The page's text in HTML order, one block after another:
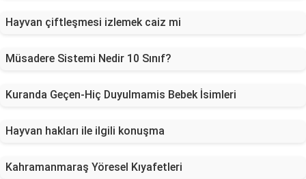
Hayvan çiftleşmesi izlemek caiz mi
Müsadere Sistemi Nedir 10 Sınıf?
Kuranda Geçen-Hiç Duyulmamis Bebek İsimleri
Hayvan hakları ile ilgili konuşma
Kahramanmaraş Yöresel Kıyafetleri